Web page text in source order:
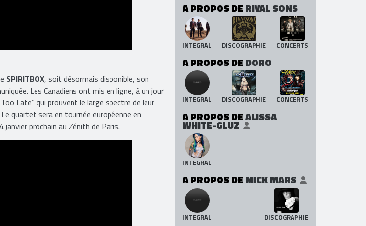
SPIRITBOX, soit désormais disponible, son
Les Canadiens ont mis en ligne, à un jour
Late” qui prouvent le large spectre de leur
quartet sera en tournée européenne en
janvier prochain au Zénith de Paris.
A PROPOS DERIVAL SONS
INTEGRAL DISCOGRAPHIE CONCERTS
A PROPOS DEDORO
INTEGRAL DISCOGRAPHIE CONCERTS
A PROPOS DEALISSA
WHITE-GLUZ
INTEGRAL
A PROPOS DEMICK MARS
INTEGRAL DISCOGRAPHIE